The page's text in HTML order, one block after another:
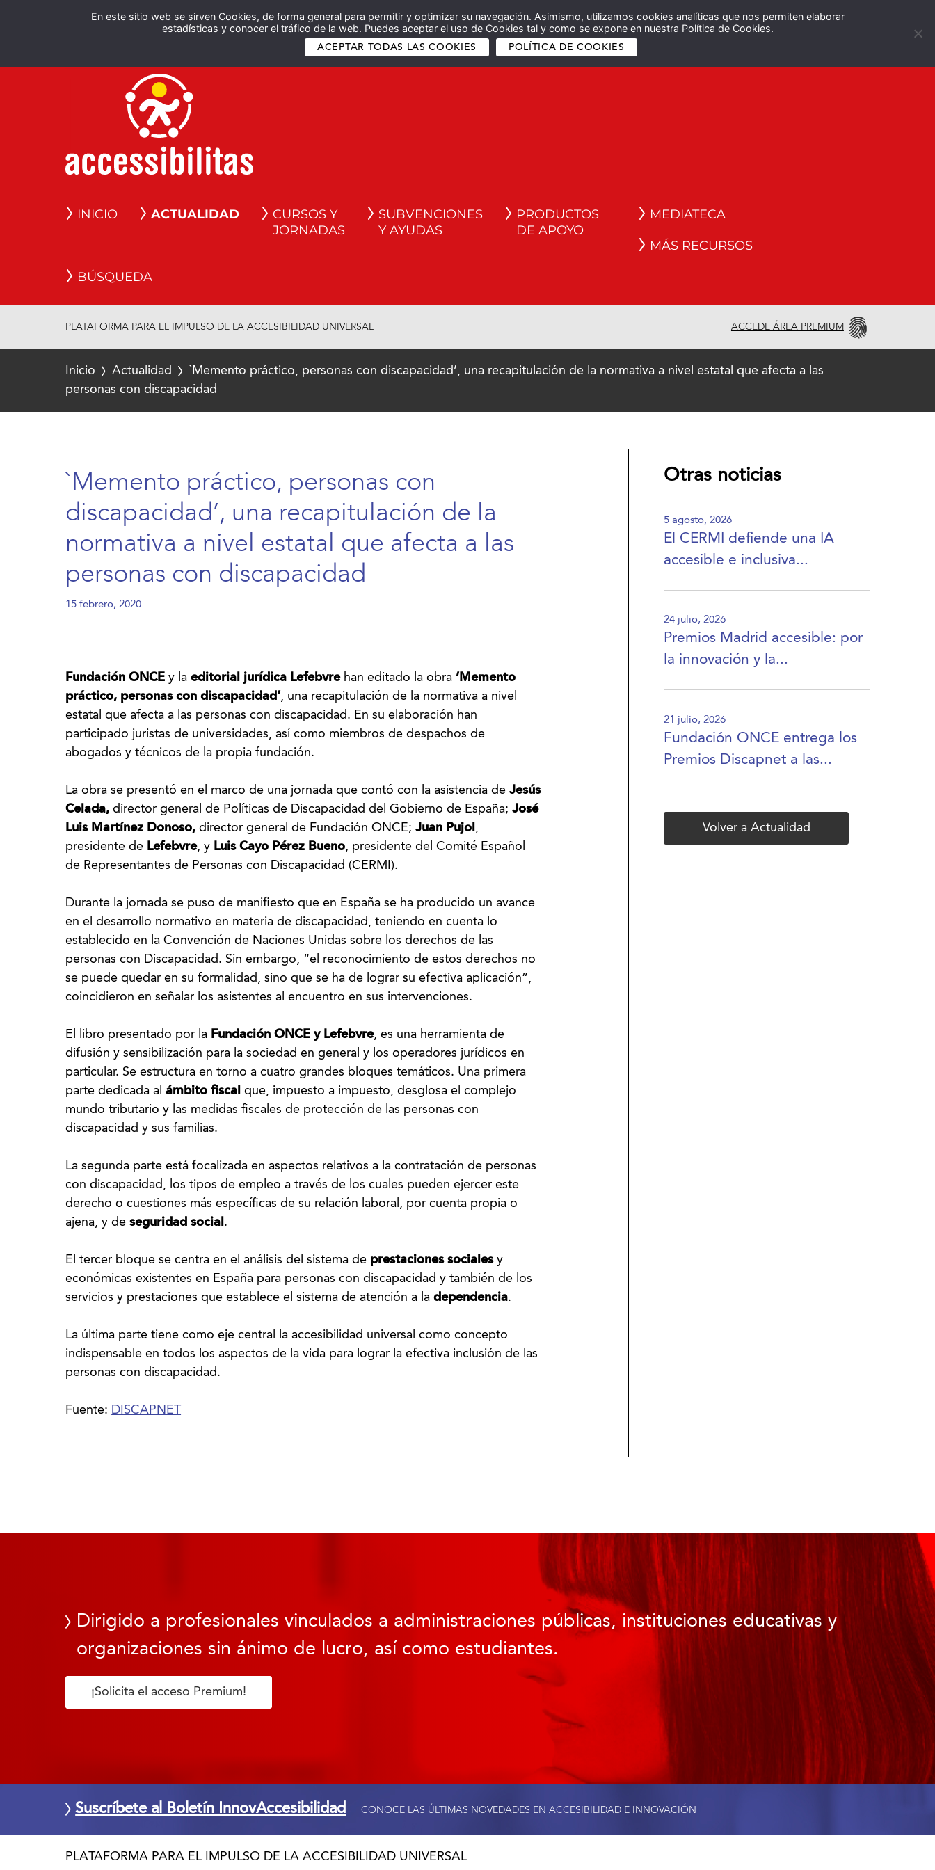
En este sitio web se sirven Cookies, de forma general para permitir y optimizar su navegación. Asimismo, utilizamos cookies analíticas que nos permiten elaborar
estadísticas y conocer el tráfico de la web. Puedes aceptar el uso de Cookies tal y como se expone en nuestra Política de Cookies.
ACEPTAR TODAS LAS COOKIES POLÍTICA DE COOKIES
Español English
INICIO ACTUALIDAD
CURSOS Y
JORNADAS
SUBVENCIONES
Y AYUDAS
PRODUCTOS
DE APOYO
MEDIATECA
MÁS RECURSOS
BÚSQUEDA
PLATAFORMA PARA EL IMPULSO DE LA ACCESIBILIDAD UNIVERSAL ACCEDE ÁREA PREMIUM
Inicio Actualidad
`Memento práctico, personas con discapacidad’, una recapitulación de la normativa a nivel estatal que afecta a las
personas con discapacidad
`Memento práctico, personas con
discapacidad’, una recapitulación de la
normativa a nivel estatal que afecta a las
personas con discapacidad
15 febrero, 2020
Fundación ONCE y laeditorial jurídica Lefebvrehan editado la obra ‘Memento
práctico, personas con discapacidad’, una recapitulación de la normativa a nivel
estatal que afecta a las personas con discapacidad. En su elaboración han
participado juristas de universidades, así como miembros de despachos de
abogados y técnicos de la propia fundación.
La obra se presentó en el marco de una jornada que contó con la asistencia deJesús
Celada,director general de Políticas de Discapacidad del Gobierno de España; José
Luis Martínez Donoso,director general de Fundación ONCE;Juan Pujol ,
presidente de Lefebvre, y Luis Cayo Pérez Bueno, presidente del Comité Español
de Representantes de Personas con Discapacidad (CERMI).
Durante la jornada se puso de manifiesto que en España se ha producido un avance
en el desarrollo normativo en materia de discapacidad, teniendo en cuenta lo
establecido en la Convención de Naciones Unidas sobre los derechos de las
personas con Discapacidad. Sin embargo, “el reconocimiento de estos derechos no
se puede quedar en su formalidad, sino que se ha de lograr su efectiva aplicación”,
coincidieron en señalar los asistentes al encuentro en sus intervenciones.
El libro presentado por la Fundación ONCE y Lefebvre, es una herramienta de
difusión y sensibilización para la sociedad en general y los operadores jurídicos en
particular. Se estructura en torno a cuatro grandes bloques temáticos. Una primera
parte dedicada alámbito fiscal que, impuesto a impuesto, desglosa el complejo
mundo tributario y las medidas fiscales de protección de las personas con
discapacidad y sus familias.
La segunda parte está focalizada en aspectos relativos a la contratación de personas
con discapacidad, los tipos de empleo a través de los cuales pueden ejercer este
derecho o cuestiones más específicas de su relación laboral, por cuenta propia o
ajena, y deseguridad social .
El tercer bloque se centra en el análisis del sistema de prestaciones socialesy
económicas existentes en España para personas con discapacidad y también de los
servicios y prestaciones que establece el sistema de atención a ladependencia.
La última parte tiene como eje central la accesibilidad universal como concepto
indispensable en todos los aspectos de la vida para lograr la efectiva inclusión de las
personas con discapacidad.
Fuente: DISCAPNET
Otras noticias
5 agosto, 2026
El CERMI defiende una IA
accesible e inclusiva...
24 julio, 2026
Premios Madrid accesible: por
la innovación y la...
21 julio, 2026
Fundación ONCE entrega los
Premios Discapnet a las...
Volver a Actualidad
Dirigido a profesionales vinculados a administraciones públicas, instituciones educativas y
organizaciones sin ánimo de lucro, así como estudiantes.
¡Solicita el acceso Premium!
Suscríbete al Boletín InnovAccesibilidad CONOCE LAS ÚLTIMAS NOVEDADES EN ACCESIBILIDAD E INNOVACIÓN
PLATAFORMA PARA EL IMPULSO DE LA ACCESIBILIDAD UNIVERSAL